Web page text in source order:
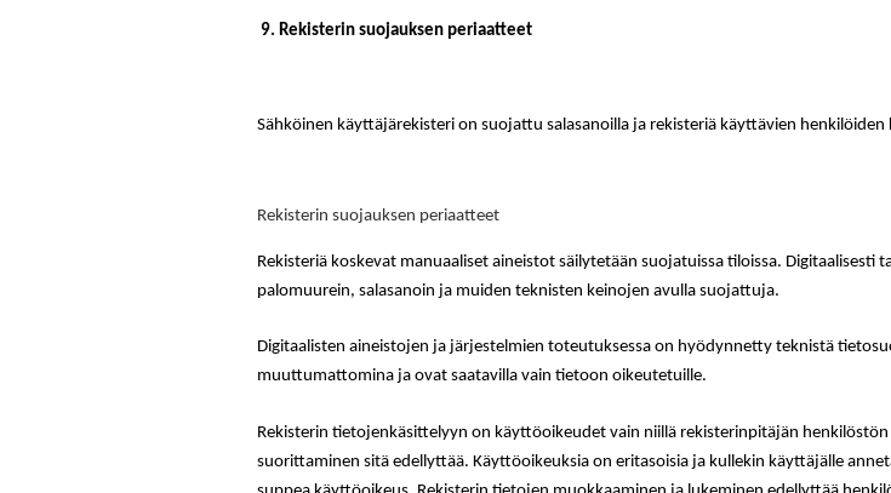
9. Rekisterin suojauksen periaatteet
Sähköinen käyttäjärekisteri on suojattu salasanoilla ja rekisteriä käyttävien
Rekisterin suojauksen periaatteet
Rekisteriä koskevat manuaaliset aineistot säilytetään suojatuissa tiloissa.
palomuurein, salasanoin ja muiden teknisten keinojen avulla suojattuja.
Digitaalisten aineistojen ja järjestelmien toteutuksessa on hyödynnetty teknistä
muuttumattomina ja ovat saatavilla vain tietoon oikeutetuille.
Rekisterin tietojenkäsittelyyn on käyttöoikeudet vain niillä rekisterinpitäjän
suorittaminen sitä edellyttää. Käyttöoikeuksia on eritasoisia ja kullekin käyttäjälle